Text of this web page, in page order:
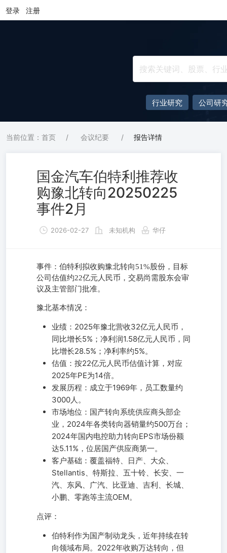
登录 注册
行业研究 公司研
当前位置：首页 / 会议纪要 / 报告详情
国金汽车伯特利推荐收
购豫北转向20250225
事件2月
2026-02-27 未知机构 华仔
事件：伯特利拟收购豫北转向51%股份，目标
公司估值约22亿元人民币，交易尚需股东会审
议及主管部门批准。
豫北基本情况：
业绩：2025年豫北营收32亿元人民币，
同比增长5%；净利润1.58亿元人民币，同
比增长28.5%；净利率约5%。
估值：按22亿元人民币估值计算，对应
2025年PE为14倍。
发展历程：成立于1969年，员工数量约
3000人。
市场地位：国产转向系统供应商头部企
业，2024年各类转向器销量约500万台；
2024年国内电控助力转向EPS市场份额
达5.11%，位居国产供应商第一。
客户基础：覆盖福特、日产、大众、
Stellantis、特斯拉、五十铃、长安、一
汽、东风、广汽、比亚迪、吉利、长城、
小鹏、零跑等主流OEM。
点评：
伯特利作为国产制动龙头，近年持续在转
向领域布局。2022年收购万达转向，但